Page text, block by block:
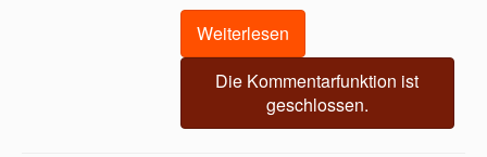
Weiterlesen
Die Kommentarfunktion ist
geschlossen.